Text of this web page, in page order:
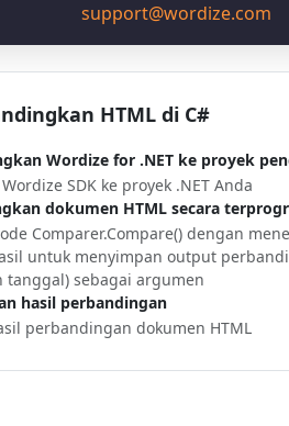
support@wordize.com
HTML di C#
Wordize for .NET ke proyek
SDK ke proyek .NET Anda
dokumen HTML secara
Comparer.Compare() dengan
untuk menyimpan output
tanggal) sebagai argumen
hasil perbandingan
perbandingan dokumen HTML